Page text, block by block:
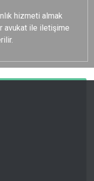
hizmeti almak
avukat ile iletişime